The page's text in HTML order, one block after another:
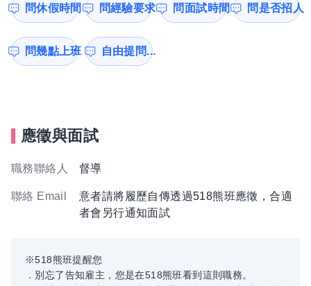
問休假時間 問經驗要求 問面試時間 問是否招人
問幾點上班 自由提問...
應徵與面試
職務聯絡人 督導
聯絡 Email
意者請將履歷自傳透過518熊班應徵，合適
者會另行通知面試
※518熊班提醒您
．別忘了告知雇主，您是在518熊班看到這則職務。